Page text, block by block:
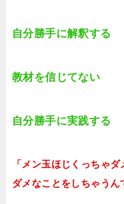
自分勝手に解釈する
教材を信じてない
自分勝手に実践する
「メン玉ほじくっちゃ
ダメなことをしちゃうん